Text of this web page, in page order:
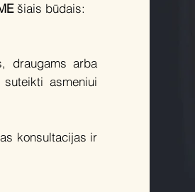
šiais būdais:
draugams arba
asmeniui
konsultacijas ir